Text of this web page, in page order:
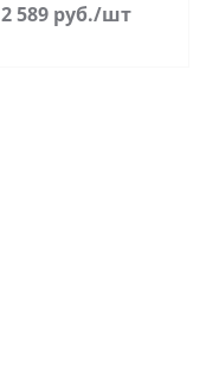
2 589 руб./шт